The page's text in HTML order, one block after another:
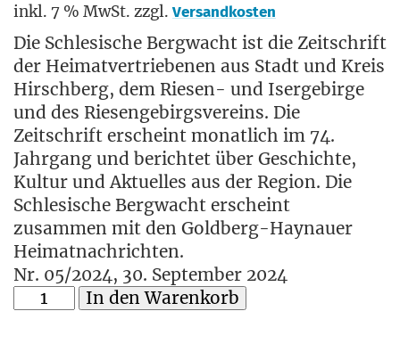
inkl. 7 % MwSt. zzgl. Versandkosten
Die Schlesische Bergwacht ist die Zeitschrift
der Heimatvertriebenen aus Stadt und Kreis
Hirschberg, dem Riesen- und Isergebirge
und des Riesengebirgsvereins. Die
Zeitschrift erscheint monatlich im 74.
Jahrgang und berichtet über Geschichte,
Kultur und Aktuelles aus der Region. Die
Schlesische Bergwacht erscheint
zusammen mit den Goldberg-Haynauer
Heimatnachrichten.
Nr. 05/2024, 30. September 2024
In den Warenkorb